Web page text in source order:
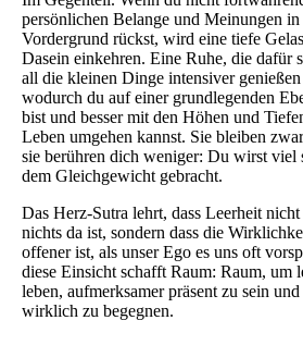
persönlichen Belange und Meinungen in
Vordergrund rückst, wird eine tiefe
Dasein einkehren. Eine Ruhe, die dafür
all die kleinen Dinge intensiver genießen
wodurch du auf einer grundlegenden
bist und besser mit den Höhen und
Leben umgehen kannst. Sie bleiben
sie berühren dich weniger: Du wirst viel
dem Gleichgewicht gebracht.
Das Herz-Sutra lehrt, dass Leerheit nicht
nichts da ist, sondern dass die
offener ist, als unser Ego es uns oft
diese Einsicht schafft Raum: Raum, um
leben, aufmerksamer präsent zu sein
wirklich zu begegnen.